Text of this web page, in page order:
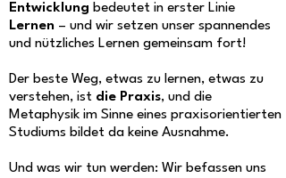
Entwicklung bedeutet in erster Linie
Lernen – und wir setzen unser spannendes
und nützliches Lernen gemeinsam fort!
Der beste Weg, etwas zu lernen, etwas zu
verstehen, ist die Praxis, und die
Metaphysik im Sinne eines praxisorientierten
Studiums bildet da keine Ausnahme.
Und was wir tun werden: Wir befassen uns